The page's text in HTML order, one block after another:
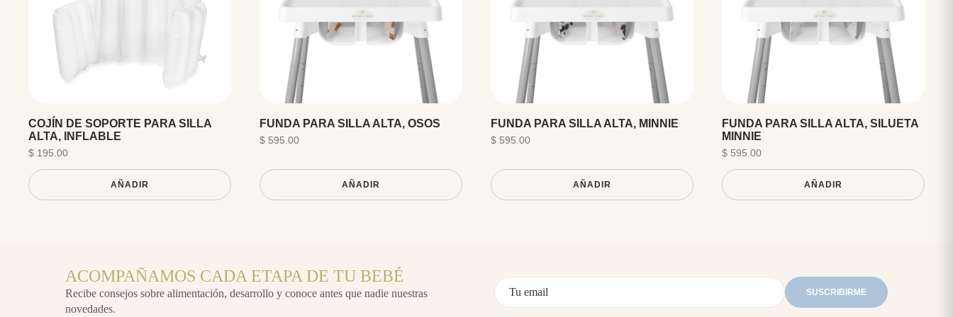
COJÍN DE SOPORTE PARA SILLA
ALTA, INFLABLE
$ 195.00
AÑADIR
FUNDA PARA SILLA ALTA, OSOS
$ 595.00
AÑADIR
FUNDA PARA SILLA ALTA, MINNIE
$ 595.00
AÑADIR
FUNDA PARA SILLA ALTA, SILUETA
MINNIE
$ 595.00
AÑADIR
ACOMPAÑAMOS CADA ETAPA DE TU BEBÉ
Recibe consejos sobre alimentación, desarrollo y conoce antes que nadie nuestras
novedades.
SUSCRIBIRME